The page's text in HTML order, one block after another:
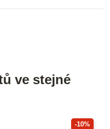
ve stejné
-10%